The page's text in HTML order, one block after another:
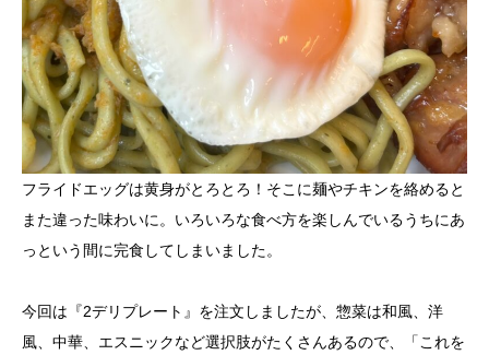
フライドエッグは黄身がとろとろ！そこに麺やチキンを絡めると
また違った味わいに。いろいろな食べ方を楽しんでいるうちにあ
っという間に完食してしまいました。
今回は『2デリプレート』を注文しましたが、惣菜は和風、洋
風、中華、エスニックなど選択肢がたくさんあるので、「これを